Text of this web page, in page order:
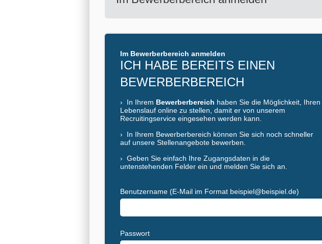
ICH HABE BEREITS EINEN
BEWERBERBEREICH
› In Ihrem Bewerberbereich haben Sie die Möglichkeit, Ihren
Lebenslauf online zu stellen, damit er von unserem
Recruitingservice eingesehen werden kann.
› In Ihrem Bewerberbereich können Sie sich noch schneller
auf unsere Stellenangebote bewerben.
› Geben Sie einfach Ihre Zugangsdaten in die
untenstehenden Felder ein und melden Sie sich an.
Im Bewerberbereich anmelden
Benutzername (E-Mail im Format beispiel@beispiel.de)
Passwort